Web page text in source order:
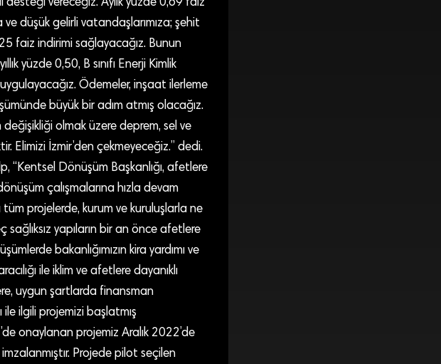
desteği vereceğiz. Aylık yüzde 0,69 faiz
düşük gelirli vatandaşlarımıza; şehit
faiz indirimi sağlayacağız. Bunun
yüzde 0,50, B sınıfı Enerji Kimlik
Ödemeler, inşaat ilerleme
büyük bir adım atmış olacağız.
değişikliği olmak üzere deprem, sel ve
Elimizi İzmir’den çekmeyeceğiz.” dedi.
“Kentsel Dönüşüm Başkanlığı, afetlere
çalışmalarına hızla devam
tüm projelerde, kurum ve kuruluşlarla ne
yapıların bir an önce afetlere
bakanlığımızın kira yardımı ve
ile iklim ve afetlere dayanıklı
uygun şartlarda finansman
ile ilgili projemizi başlatmış
onaylanan projemiz Aralık 2022’de
Projede pilot seçilen